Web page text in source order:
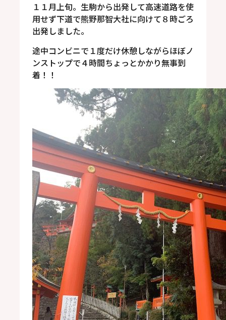
１１月上旬。生駒から出発して高速道路を使
用せず下道で熊野那智大社に向けて８時ごろ
出発しました。
途中コンビニで１度だけ休憩しながらほぼノ
ンストップで４時間ちょっとかかり無事到
着！！